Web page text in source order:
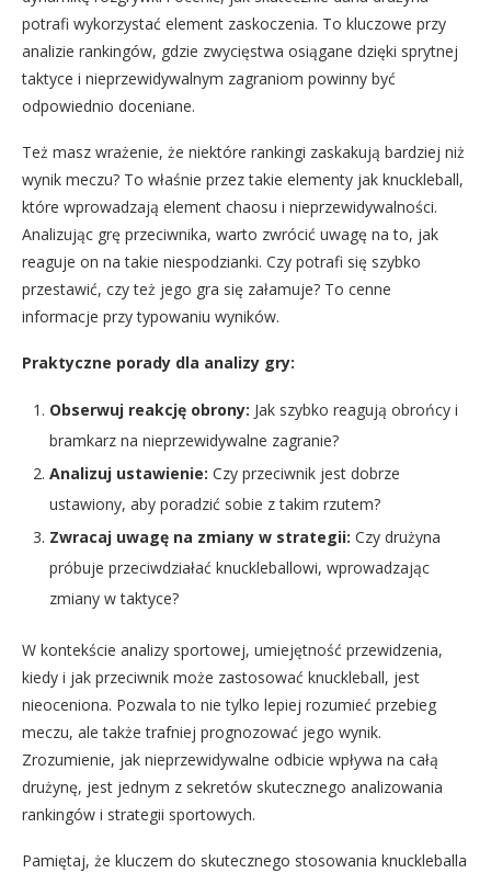
potrafi wykorzystać element zaskoczenia. To kluczowe przy
analizie rankingów, gdzie zwycięstwa osiągane dzięki sprytnej
taktyce i nieprzewidywalnym zagraniom powinny być
odpowiednio doceniane.
Też masz wrażenie, że niektóre rankingi zaskakują bardziej niż
wynik meczu? To właśnie przez takie elementy jak knuckleball,
które wprowadzają element chaosu i nieprzewidywalności.
Analizując grę przeciwnika, warto zwrócić uwagę na to, jak
reaguje on na takie niespodzianki. Czy potrafi się szybko
przestawić, czy też jego gra się załamuje? To cenne
informacje przy typowaniu wyników.
Praktyczne porady dla analizy gry:
Obserwuj reakcję obrony: Jak szybko reagują obrońcy i
bramkarz na nieprzewidywalne zagranie?
Analizuj ustawienie: Czy przeciwnik jest dobrze
ustawiony, aby poradzić sobie z takim rzutem?
Zwracaj uwagę na zmiany w strategii: Czy drużyna
próbuje przeciwdziałać knuckleballowi, wprowadzając
zmiany w taktyce?
W kontekście analizy sportowej, umiejętność przewidzenia,
kiedy i jak przeciwnik może zastosować knuckleball, jest
nieoceniona. Pozwala to nie tylko lepiej rozumieć przebieg
meczu, ale także trafniej prognozować jego wynik.
Zrozumienie, jak nieprzewidywalne odbicie wpływa na całą
drużynę, jest jednym z sekretów skutecznego analizowania
rankingów i strategii sportowych.
Pamiętaj, że kluczem do skutecznego stosowania knuckleballa